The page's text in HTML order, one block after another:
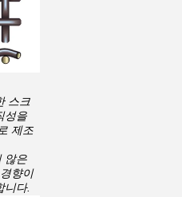
스크
성을
제조
않은
향이
니다.